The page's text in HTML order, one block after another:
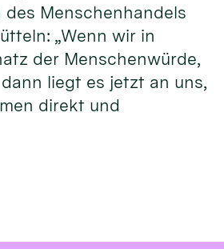
Menschenhandels
„Wenn wir in
der Menschenwürde,
liegt es jetzt an uns,
direkt und